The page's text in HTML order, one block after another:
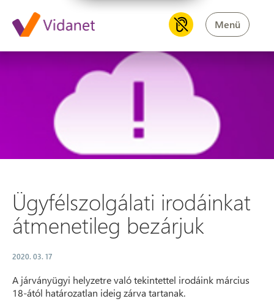
Menü
Ügyfélszolgálati irodáinkat
Ügyfélszolgálati irodáinkat
átmenetileg bezárjuk
2020. 03. 17
A járványügyi helyzetre való tekintettel irodáink március
18-ától határozatlan ideig zárva tartanak.